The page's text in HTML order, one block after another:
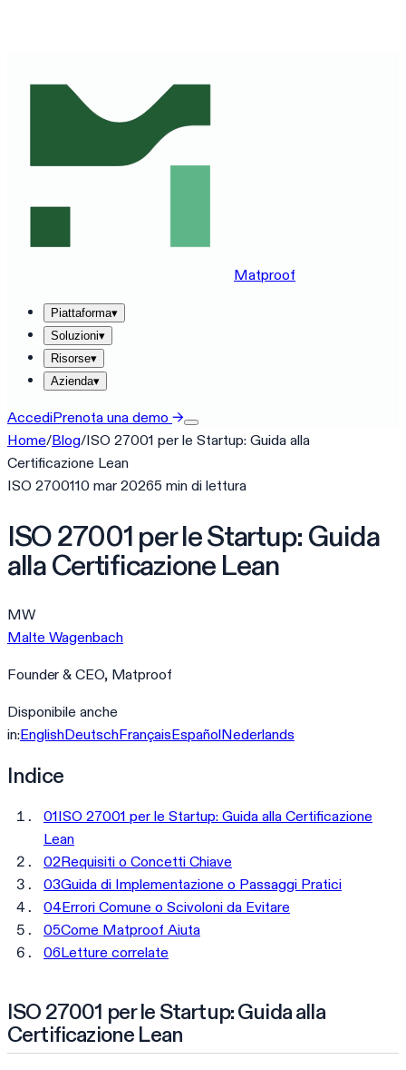
Matproof
Piattaforma▾
Soluzioni▾
Risorse▾
Azienda▾
AccediPrenota una demo →
Home/Blog/ISO 27001 per le Startup: Guida alla
Certificazione Lean
ISO 2700110 mar 20265 min di lettura
ISO 27001 per le Startup: Guida
alla Certificazione Lean
MW
Malte Wagenbach
Founder & CEO, Matproof
Disponibile anche
in:EnglishDeutschFrançaisEspañolNederlands
Indice
01ISO 27001 per le Startup: Guida alla Certificazione
Lean
02Requisiti o Concetti Chiave
03Guida di Implementazione o Passaggi Pratici
04Errori Comune o Scivoloni da Evitare
05Come Matproof Aiuta
06Letture correlate
ISO 27001 per le Startup: Guida alla
Certificazione Lean